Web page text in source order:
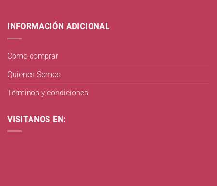
INFORMACIÓN ADICIONAL
Como comprar
Quienes Somos
Términos y condiciones
VISITANOS EN: